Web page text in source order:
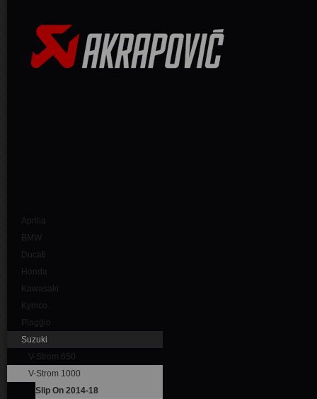
Aprilia
BMW
Ducati
Honda
Kawasaki
Kymco
Piaggio
Suzuki
V-Strom 650
V-Strom 1000
Slip On 2014-18